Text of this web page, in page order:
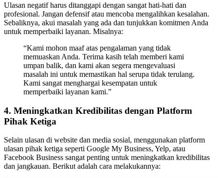
Ulasan negatif harus ditanggapi dengan sangat hati-hati dan
profesional. Jangan defensif atau mencoba mengalihkan kesalahan.
Sebaliknya, akui masalah yang ada dan tunjukkan komitmen Anda
untuk memperbaiki layanan. Misalnya:
“Kami mohon maaf atas pengalaman yang tidak
memuaskan Anda. Terima kasih telah memberi kami
umpan balik, dan kami akan segera mengevaluasi
masalah ini untuk memastikan hal serupa tidak terulang.
Kami sangat menghargai kesempatan untuk
memperbaiki layanan kami.”
4. Meningkatkan Kredibilitas dengan Platform
Pihak Ketiga
Selain ulasan di website dan media sosial, menggunakan platform
ulasan pihak ketiga seperti Google My Business, Yelp, atau
Facebook Business sangat penting untuk meningkatkan kredibilitas
dan jangkauan. Berikut adalah cara melakukannya: